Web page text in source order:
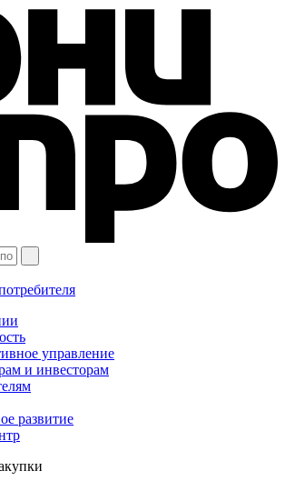
управление
и инвесторам
развитие